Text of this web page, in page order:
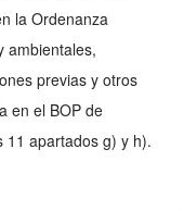
la Ordenanza
ambientales,
previas y otros
en el BOP de
11 apartados g) y h).